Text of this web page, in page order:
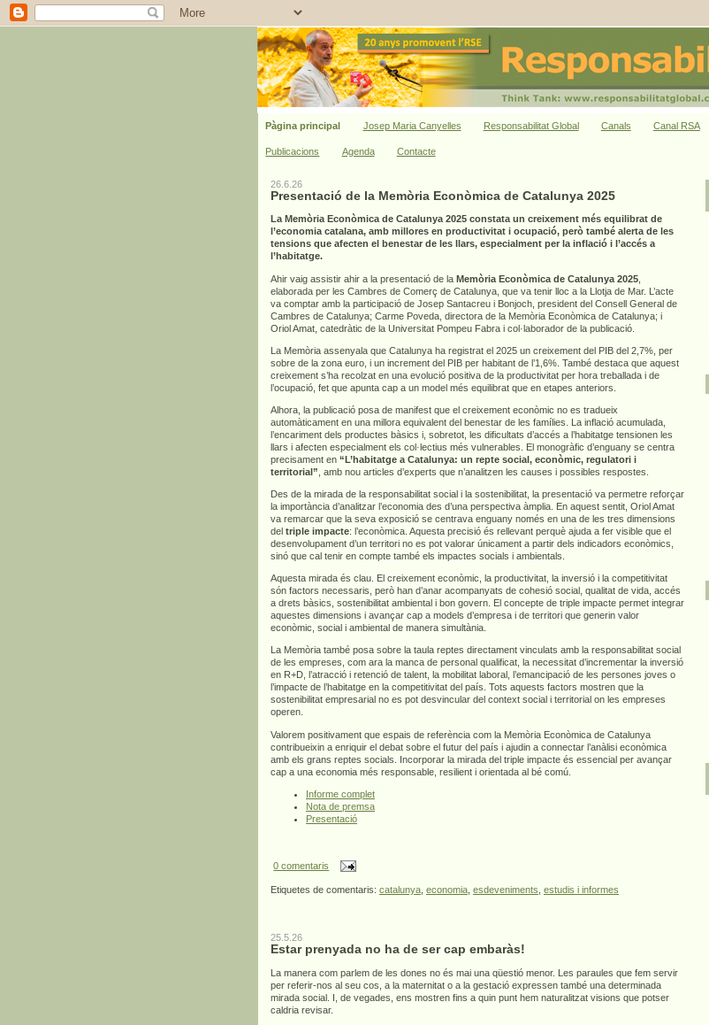
Pàgina principal Josep Maria Canyelles Responsabilitat Global Canals Canal RSA
Publicacions Agenda Contacte
26.6.26
Presentació de la Memòria Econòmica de Catalunya 2025
La Memòria Econòmica de Catalunya 2025 constata un creixement més equilibrat de
l’economia catalana, amb millores en productivitat i ocupació, però també alerta de les
tensions que afecten el benestar de les llars, especialment per la inflació i l’accés a
l’habitatge.
Ahir vaig assistir ahir a la presentació de la Memòria Econòmica de Catalunya 2025
elaborada per les Cambres de Comerç de Catalunya, que va tenir lloc a la Llotja de Mar. L’acte
va comptar amb la participació de Josep Santacreu i Bonjoch, president del Consell General de
Cambres de Catalunya; Carme Poveda, directora de la Memòria Econòmica de Catalunya; i
Oriol Amat, catedràtic de la Universitat Pompeu Fabra i col·laborador de la publicació.
La Memòria assenyala que Catalunya ha registrat el 2025 un creixement del PIB del 2,7%, per
sobre de la zona euro, i un increment del PIB per habitant de l’1,6%. També destaca que aquest
creixement s’ha recolzat en una evolució positiva de la productivitat per hora treballada i de
l’ocupació, fet que apunta cap a un model més equilibrat que en etapes anteriors.
Alhora, la publicació posa de manifest que el creixement econòmic no es tradueix
automàticament en una millora equivalent del benestar de les famílies. La inflació acumulada,
l’encariment dels productes bàsics i, sobretot, les dificultats d’accés a l’habitatge tensionen les
llars i afecten especialment els col·lectius més vulnerables. El monogràfic d’enguany se centra
precisament en “L’habitatge a Catalunya: un repte social, econòmic, regulatori i
territorial” , amb nou articles d’experts que n’analitzen les causes i possibles respostes.
Des de la mirada de la responsabilitat social i la sostenibilitat, la presentació va permetre reforçar
la importància d’analitzar l’economia des d’una perspectiva àmplia. En aquest sentit, Oriol Amat
va remarcar que la seva exposició se centrava enguany només en una de les tres dimensions
del triple impacte: l’econòmica. Aquesta precisió és rellevant perquè ajuda a fer visible que el
desenvolupament d’un territori no es pot valorar únicament a partir dels indicadors econòmics,
sinó que cal tenir en compte també els impactes socials i ambientals.
Aquesta mirada és clau. El creixement econòmic, la productivitat, la inversió i la competitivitat
són factors necessaris, però han d’anar acompanyats de cohesió social, qualitat de vida, accés
a drets bàsics, sostenibilitat ambiental i bon govern. El concepte de triple impacte permet integrar
aquestes dimensions i avançar cap a models d’empresa i de territori que generin valor
econòmic, social i ambiental de manera simultània.
La Memòria també posa sobre la taula reptes directament vinculats amb la responsabilitat social
de les empreses, com ara la manca de personal qualificat, la necessitat d’incrementar la inversió
en R+D, l’atracció i retenció de talent, la mobilitat laboral, l’emancipació de les persones joves o
l’impacte de l’habitatge en la competitivitat del país. Tots aquests factors mostren que la
sostenibilitat empresarial no es pot desvincular del context social i territorial on les empreses
operen.
Valorem positivament que espais de referència com la Memòria Econòmica de Catalunya
contribueixin a enriquir el debat sobre el futur del país i ajudin a connectar l’anàlisi econòmica
amb els grans reptes socials. Incorporar la mirada del triple impacte és essencial per avançar
cap a una economia més responsable, resilient i orientada al bé comú.
Informe complet
Nota de premsa
Presentació
0 comentaris
Etiquetes de comentaris: catalunya economia esdeveniments estudis i informes
25.5.26
Estar prenyada no ha de ser cap embaràs!
La manera com parlem de les dones no és mai una qüestió menor. Les paraules que fem servir
per referir-nos al seu cos, a la maternitat o a la gestació expressen també una determinada
mirada social. I, de vegades, ens mostren fins a quin punt hem naturalitzat visions que potser
caldria revisar.